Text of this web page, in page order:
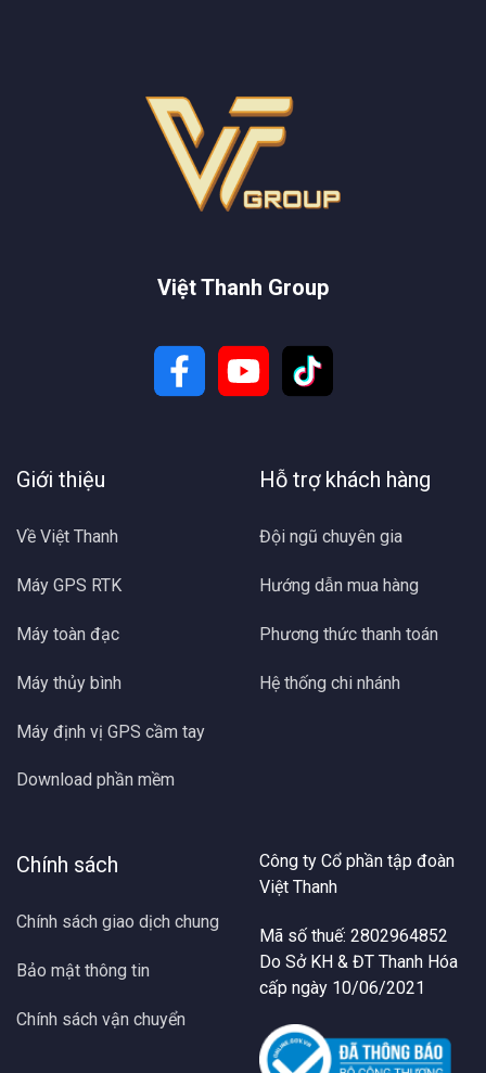
Việt Thanh Group
Giới thiệu
Về Việt Thanh
Máy GPS RTK
Máy toàn đạc
Máy thủy bình
Máy định vị GPS cầm tay
Download phần mềm
Hỗ trợ khách hàng
Đội ngũ chuyên gia
Hướng dẫn mua hàng
Phương thức thanh toán
Hệ thống chi nhánh
Chính sách
Chính sách giao dịch chung
Bảo mật thông tin
Chính sách vận chuyển
Công ty Cổ phần tập đoàn
Việt Thanh
Mã số thuế: 2802964852
Do Sở KH & ĐT Thanh Hóa
cấp ngày 10/06/2021